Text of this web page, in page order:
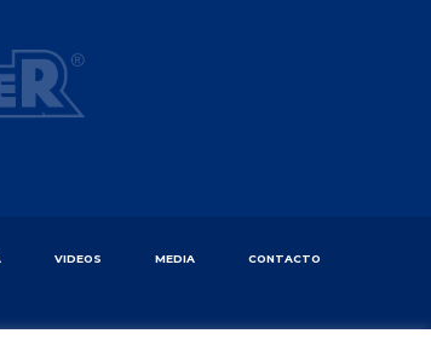
VIDEOS MEDIA CONTACTO